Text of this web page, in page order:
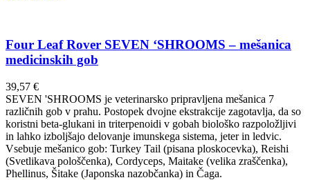
Four Leaf Rover SEVEN ‘SHROOMS – mešanica
medicinskih gob
39,57 €
SEVEN 'SHROOMS je veterinarsko pripravljena mešanica 7
različnih gob v prahu. Postopek dvojne ekstrakcije zagotavlja, da so
koristni beta-glukani in triterpenoidi v gobah biološko razpoložljivi
in lahko izboljšajo delovanje imunskega sistema, jeter in ledvic.
Vsebuje mešanico gob: Turkey Tail (pisana ploskocevka), Reishi
(Svetlikava pološčenka), Cordyceps, Maitake (velika zraščenka),
Phellinus, Šitake (Japonska nazobčanka) in Čaga.